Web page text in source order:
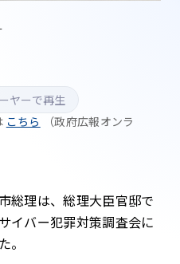
こちら
（政府広報オンラ
ヤーで再生
総理は、総理大臣官邸で
イバー犯罪対策調査会に
。